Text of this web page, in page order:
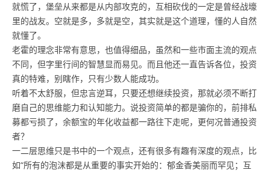
就慌了，堡垒从来都是从内部攻克的，互相砍伐的一定是曾经战壕
里的战友。空就是多，多就是空，其实就是这个道理，懂的人自然
就懂了。
老霍的理念非常有意思，也值得细品，虽然和一些市面主流的观点
不同，但字里行间的智慧显而易见。而且他还一直告诉各位，投资
真的特难，别瞎作，只有少数人能成功。
听着不太舒服，但忠言逆耳，只要还想继续投资，那就必须不断打
磨自己的思维能力和认知能力。说投资简单的都是骗你的，前排私
募都亏损了，余额宝的年化收益都一路往下走呢，更何况普通投资
者？
一二层思维只是书中的一个观点，还有很多有趣有深度的观点，比
如“所有的泡沫都是从重要的事实开始的：郁金香美丽而罕见；互